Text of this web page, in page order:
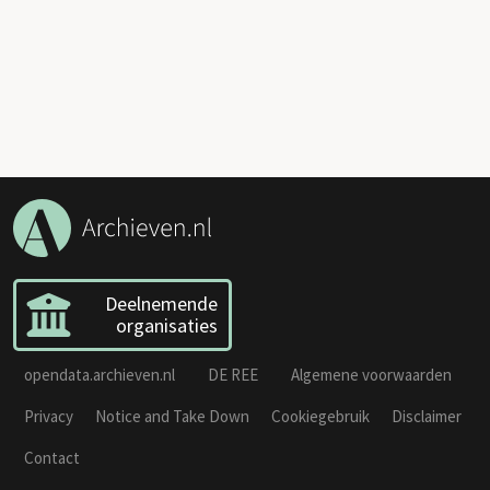
Deelnemende
organisaties
opendata.archieven.nl DE REE
Algemene voorwaarden
Privacy
Notice and Take Down Cookiegebruik
Disclaimer
Contact